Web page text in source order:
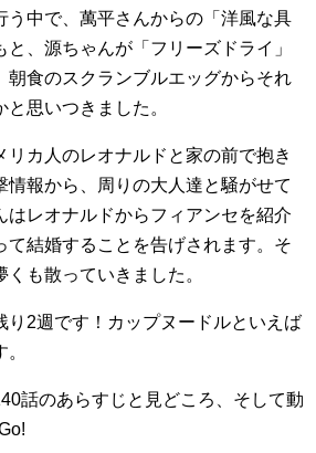
う中で、萬平さんからの「洋風な具
、源ちゃんが「フリーズドライ」
朝食のスクランブルエッグからそれ
思いつきました。
リカ人のレオナルドと家の前で抱き
情報から、周りの大人達と騒がせて
はレオナルドからフィアンセを紹介
て結婚することを告げされます。そ
も散っていきました。
り2週です！カップヌードルといえば
話のあらすじと見どころ、そして動